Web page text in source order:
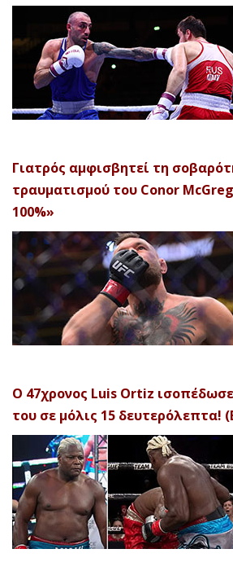
Γιατρός αμφισβητεί τη
τραυματισμού του Conor
100%»
Ο 47χρονος Luis Ortiz
του σε μόλις 15 δευτερόλεπτα!